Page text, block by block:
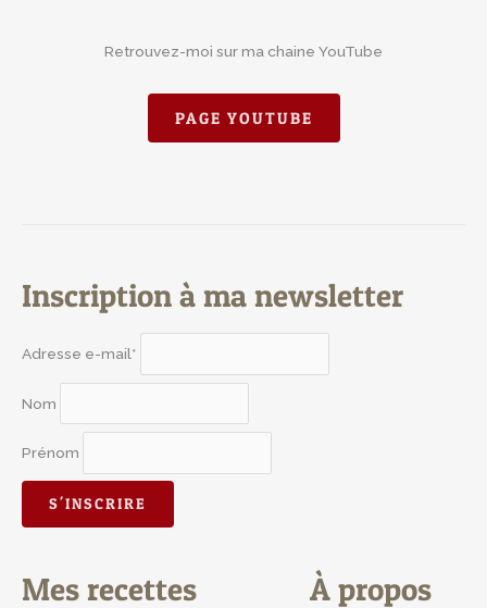
Retrouvez-moi sur ma chaine YouTube
PAGE YOUTUBE
Inscription à ma newsletter
Adresse e-mail*
Nom
Prénom
Mes recettes À propos